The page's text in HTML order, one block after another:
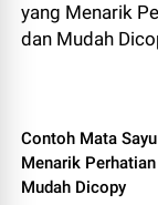
Contoh Mata
Menarik
Mudah Dicopy